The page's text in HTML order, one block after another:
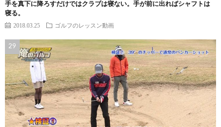
手を真下に降ろすだけではクラブは寝ない。手が前に出ればシャフトは
寝る。
2018.03.25 ゴルフのレッスン動画